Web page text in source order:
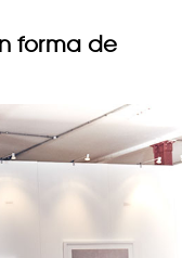
forma de